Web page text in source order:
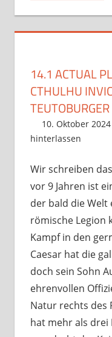
14.1 ACTUAL
CTHULHU
10. Oktober 2024
hinterlassen
Wir schreiben
vor 9 Jahren ist
der bald die
römische Legion
Kampf in den
Caesar hat die
doch sein Sohn
ehrenvollen
Natur rechts des
hat mehr als